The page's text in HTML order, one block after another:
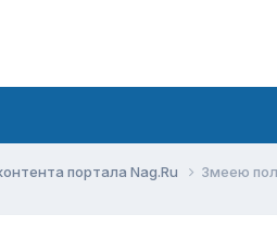
портала Nag.Ru Змеею